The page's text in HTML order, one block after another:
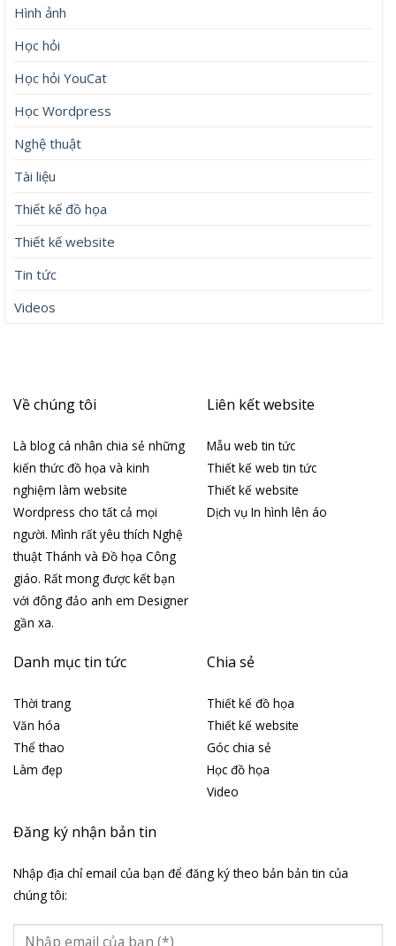
Hình ảnh
Học hỏi
Học hỏi YouCat
Học Wordpress
Nghệ thuật
Tài liệu
Thiết kế đồ họa
Thiết kế website
Tin tức
Videos
Về chúng tôi
Là blog cá nhân chia sẻ những
kiến thức đồ họa và kinh
nghiệm làm website
Wordpress cho tất cả mọi
người. Mình rất yêu thích Nghệ
thuật Thánh và Đồ họa Công
giáo. Rất mong được kết bạn
với đông đảo anh em Designer
gần xa.
Liên kết website
Mẫu web tin tức
Thiết kế web tin tức
Thiết kế website
Dịch vụ In hình lên áo
Danh mục tin tức
Thời trang
Văn hóa
Thể thao
Làm đẹp
Chia sẻ
Thiết kế đồ họa
Thiết kế website
Góc chia sẻ
Học đồ họa
Video
Đăng ký nhận bản tin
Nhập địa chỉ email của bạn để đăng ký theo bản bản tin của
chúng tôi: